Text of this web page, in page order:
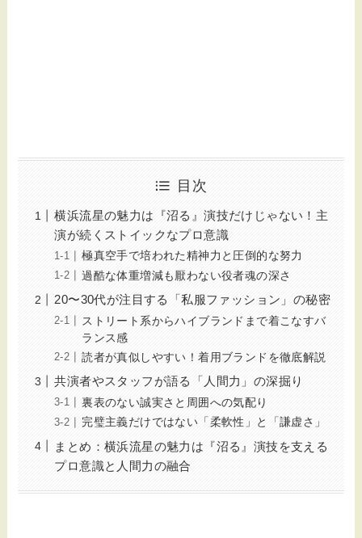
目次
横浜流星の魅力は『沼る』演技だけじゃない！主
演が続くストイックなプロ意識
極真空手で培われた精神力と圧倒的な努力
過酷な体重増減も厭わない役者魂の深さ
20〜30代が注目する「私服ファッション」の秘密
ストリート系からハイブランドまで着こなすバ
ランス感
読者が真似しやすい！着用ブランドを徹底解説
共演者やスタッフが語る「人間力」の深掘り
裏表のない誠実さと周囲への気配り
完璧主義だけではない「柔軟性」と「謙虚さ」
まとめ：横浜流星の魅力は『沼る』演技を支える
プロ意識と人間力の融合